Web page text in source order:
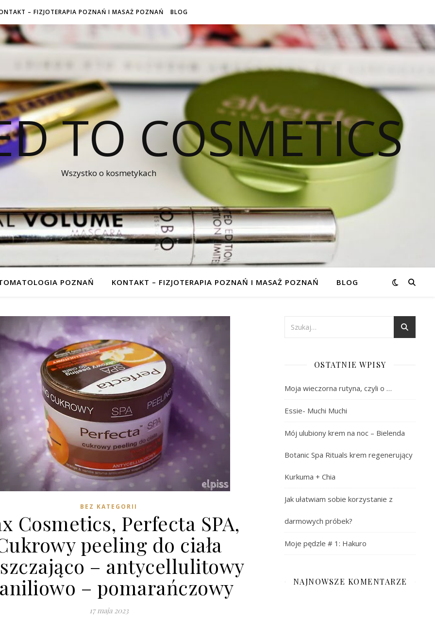
– FIZJOTERAPIA POZNAŃ I MASAŻ POZNAŃ BLOG
TO COSMETICS
Wszystko o kosmetykach
POZNAŃ KONTAKT – FIZJOTERAPIA POZNAŃ I MASAŻ POZNAŃ BLOG
BEZ KATEGORII
Cosmetics, Perfecta SPA,
peeling do ciała
– antycellulitowy
– pomarańczowy
17 maja 2023
OSTATNIE WPISY
Moja wieczorna rutyna, czyli o …
Essie- Muchi Muchi
Mój ulubiony krem na noc – Bielenda
Botanic Spa Rituals krem regenerujący
Kurkuma + Chia
Jak ułatwiam sobie korzystanie z
darmowych próbek?
Moje pędzle # 1: Hakuro
NAJNOWSZE KOMENTARZE